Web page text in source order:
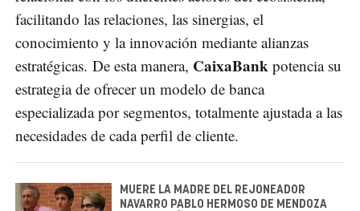
facilitando las relaciones, las sinergias, el
conocimiento y la innovación mediante alianzas
estratégicas. De esta manera, CaixaBank potencia su
estrategia de ofrecer un modelo de banca
especializada por segmentos, totalmente ajustada a las
necesidades de cada perfil de cliente.
MUERE LA MADRE DEL REJONEADOR
NAVARRO PABLO HERMOSO DE MENDOZA